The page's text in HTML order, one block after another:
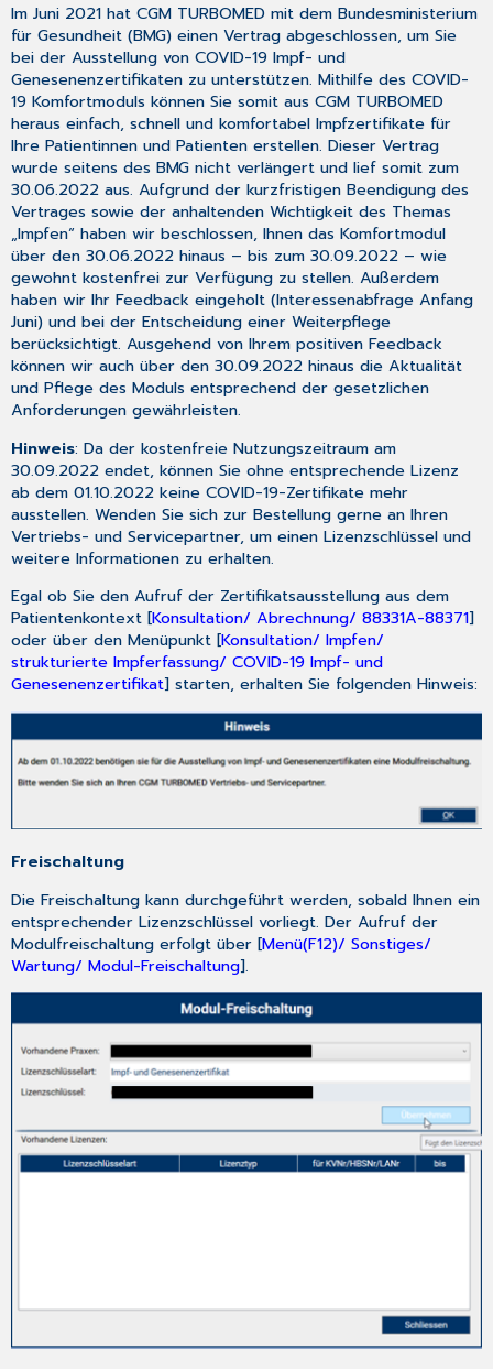
untersagt
3.9
BSNR-
übergreifende
DD-
Anzeige
im
Kategorisierungsdialog
3.10
Weitere
aktualisierte
Formulare
3.11
Optimierungen
in
CGM
TURBOMED
3.11.1
Formatfehler
im
Prüfprotokoll
behoben
3.11.2
Anpassung
Verarbeitung
von
Behandlungsfällen
bei
der
Ausstellung
von
„R“
3.12
Umsetzung
von
Kundenwünschen
3.12.1
Rechnungsdruck
von
BG-
Formular
[Ärztliche
3.12.2
0420
Im Juni 2021 hat CGM TURBOMED mit dem Bundesministerium
für Gesundheit (BMG) einen Vertrag abgeschlossen, um Sie
bei der Ausstellung von COVID-19 Impf- und
Genesenenzertifikaten zu unterstützen. Mithilfe des COVID-
19 Komfortmoduls können Sie somit aus CGM TURBOMED
heraus einfach, schnell und komfortabel Impfzertifikate für
Ihre Patientinnen und Patienten erstellen. Dieser Vertrag
wurde seitens des BMG nicht verlängert und lief somit zum
30.06.2022 aus. Aufgrund der kurzfristigen Beendigung des
Vertrages sowie der anhaltenden Wichtigkeit des Themas
„Impfen“ haben wir beschlossen, Ihnen das Komfortmodul
über den 30.06.2022 hinaus – bis zum 30.09.2022 – wie
gewohnt kostenfrei zur Verfügung zu stellen. Außerdem
haben wir Ihr Feedback eingeholt (Interessenabfrage Anfang
Juni) und bei der Entscheidung einer Weiterpflege
berücksichtigt. Ausgehend von Ihrem positiven Feedback
können wir auch über den 30.09.2022 hinaus die Aktualität
und Pflege des Moduls entsprechend der gesetzlichen
Anforderungen gewährleisten.
Hinweis: Da der kostenfreie Nutzungszeitraum am
30.09.2022 endet, können Sie ohne entsprechende Lizenz
ab dem 01.10.2022 keine COVID-19-Zertifikate mehr
ausstellen. Wenden Sie sich zur Bestellung gerne an Ihren
Vertriebs- und Servicepartner, um einen Lizenzschlüssel und
weitere Informationen zu erhalten.
Egal ob Sie den Aufruf der Zertifikatsausstellung aus dem
Patientenkontext [Konsultation/ Abrechnung/ 88331A-88371]
oder über den Menüpunkt [Konsultation/ Impfen/
strukturierte Impferfassung/ COVID-19 Impf- und
Genesenenzertifikat] starten, erhalten Sie folgenden Hinweis:
Freischaltung
Die Freischaltung kann durchgeführt werden, sobald Ihnen ein
entsprechender Lizenzschlüssel vorliegt. Der Aufruf der
Modulfreischaltung erfolgt über [Menü(F12)/ Sonstiges/
Wartung/ Modul-Freischaltung].